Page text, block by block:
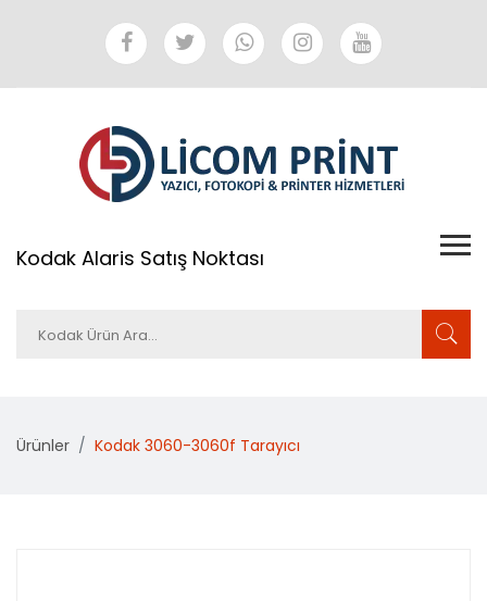
Kodak Alaris Satış Noktası
Ürünler Kodak 3060-3060f Tarayıcı